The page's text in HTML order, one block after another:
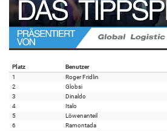
Platz Benutzer
1
Roger Fridlin
2
Globsi
3
Dinaldo
4
Italo
5
Löwenanteil
6
Ramontada